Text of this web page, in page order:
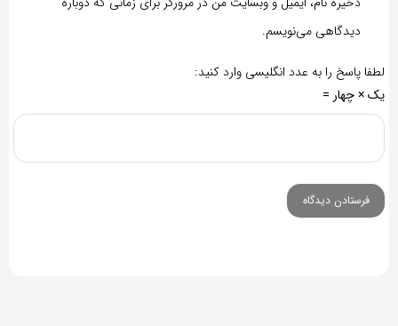
دیدگاهی می‌نویسم.
لطفا پاسخ را به عدد انگلیسی وارد کنید:
یک × چهار =